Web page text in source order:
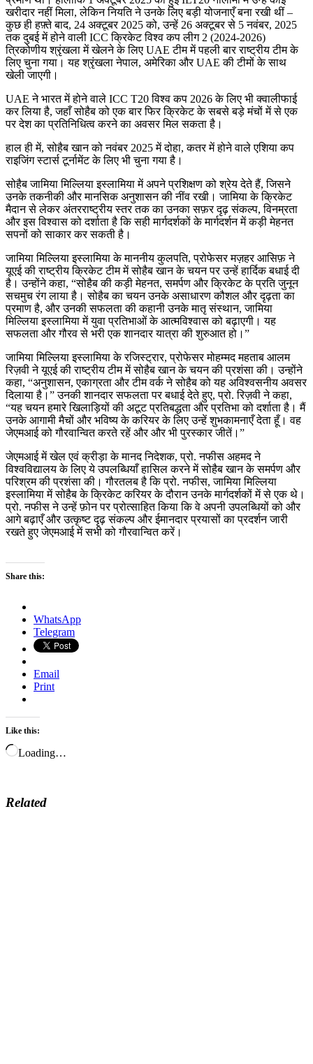
खरीदार नहीं मिला, लेकिन नियति ने उनके लिए बड़ी योजनाएँ बना रखी थीं –
कुछ ही हफ़्ते बाद, 24 अक्टूबर 2025 को, उन्हें 26 अक्टूबर से 5 नवंबर, 2025
तक दुबई में होने वाली ICC क्रिकेट विश्व कप लीग 2 (2024-2026)
त्रिकोणीय श्रृंखला में खेलने के लिए UAE टीम में पहली बार राष्ट्रीय टीम के
लिए चुना गया। यह श्रृंखला नेपाल, अमेरिका और UAE की टीमों के साथ
खेली जाएगी।
UAE ने भारत में होने वाले ICC T20 विश्व कप 2026 के लिए भी क्वालीफाई
कर लिया है, जहाँ सोहैब को एक बार फिर क्रिकेट के सबसे बड़े मंचों में से एक
पर देश का प्रतिनिधित्व करने का अवसर मिल सकता है।
हाल ही में, सोहैब खान को नवंबर 2025 में दोहा, कतर में होने वाले एशिया कप
राइजिंग स्टार्स टूर्नामेंट के लिए भी चुना गया है।
सोहैब जामिया मिल्लिया इस्लामिया में अपने प्रशिक्षण को श्रेय देते हैं, जिसने
उनके तकनीकी और मानसिक अनुशासन की नींव रखी। जामिया के क्रिकेट
मैदान से लेकर अंतरराष्ट्रीय स्तर तक का उनका सफ़र दृढ़ संकल्प, विनम्रता
और इस विश्वास को दर्शाता है कि सही मार्गदर्शकों के मार्गदर्शन में कड़ी मेहनत
सपनों को साकार कर सकती है।
जामिया मिल्लिया इस्लामिया के माननीय कुलपति, प्रोफेसर मज़हर आसिफ़ ने
यूएई की राष्ट्रीय क्रिकेट टीम में सोहैब खान के चयन पर उन्हें हार्दिक बधाई दी
है। उन्होंने कहा, “सोहैब की कड़ी मेहनत, समर्पण और क्रिकेट के प्रति जुनून
सचमुच रंग लाया है। सोहैब का चयन उनके असाधारण कौशल और दृढ़ता का
प्रमाण है, और उनकी सफलता की कहानी उनके मातृ संस्थान, जामिया
मिल्लिया इस्लामिया में युवा प्रतिभाओं के आत्मविश्वास को बढ़ाएगी। यह
सफलता और गौरव से भरी एक शानदार यात्रा की शुरुआत हो।”
जामिया मिल्लिया इस्लामिया के रजिस्ट्रार, प्रोफेसर मोहम्मद महताब आलम
रिज़वी ने यूएई की राष्ट्रीय टीम में सोहैब खान के चयन की प्रशंसा की। उन्होंने
कहा, “अनुशासन, एकाग्रता और टीम वर्क ने सोहैब को यह अविश्वसनीय अवसर
दिलाया है।” उनकी शानदार सफलता पर बधाई देते हुए, प्रो. रिज़वी ने कहा,
“यह चयन हमारे खिलाड़ियों की अटूट प्रतिबद्धता और प्रतिभा को दर्शाता है। मैं
उनके आगामी मैचों और भविष्य के करियर के लिए उन्हें शुभकामनाएँ देता हूँ। वह
जेएमआई को गौरवान्वित करते रहें और और भी पुरस्कार जीतें।”
जेएमआई में खेल एवं क्रीड़ा के मानद निदेशक, प्रो. नफीस अहमद ने
विश्वविद्यालय के लिए ये उपलब्धियाँ हासिल करने में सोहैब खान के समर्पण और
परिश्रम की प्रशंसा की। गौरतलब है कि प्रो. नफीस, जामिया मिल्लिया
इस्लामिया में सोहैब के क्रिकेट करियर के दौरान उनके मार्गदर्शकों में से एक थे।
प्रो. नफीस ने उन्हें फ़ोन पर प्रोत्साहित किया कि वे अपनी उपलब्धियों को और
आगे बढ़ाएँ और उत्कृष्ट दृढ़ संकल्प और ईमानदार प्रयासों का प्रदर्शन जारी
रखते हुए जेएमआई में सभी को गौरवान्वित करें।
Share this:
WhatsApp
Telegram
Email
Print
Like this:
Loading…
Related